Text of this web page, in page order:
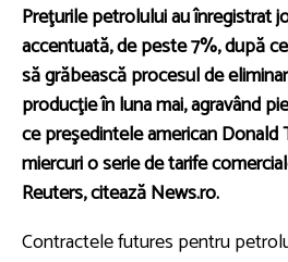
Preţurile petrolului au înregistrat
accentuată, de peste 7%, după
să grăbească procesul de
producţie în luna mai, agravând
ce preşedintele american
miercuri o serie de tarife
Reuters, citează News.ro.
Contractele futures pentru